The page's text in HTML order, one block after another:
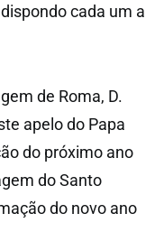
cada um a
de Roma, D.
apelo do Papa
do próximo ano
do Santo
do novo ano